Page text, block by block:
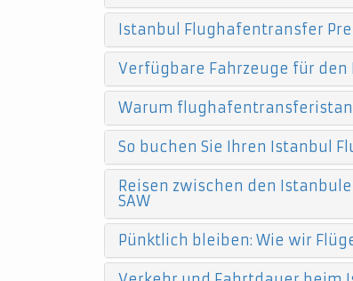
Istanbul Flughafentransfer
Verfügbare Fahrzeuge für
Warum
So buchen Sie Ihren Istanbul
Reisen zwischen den
SAW
Pünktlich bleiben: Wie wir